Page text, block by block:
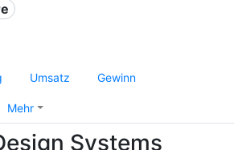
Umsatz Gewinn
Mehr
Systems